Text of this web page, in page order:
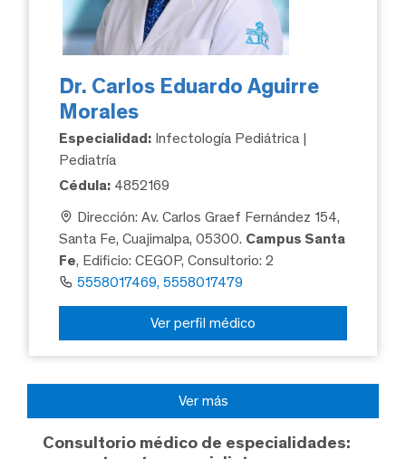
Dr. Carlos Eduardo Aguirre
Morales
Especialidad: Infectología Pediátrica |
Pediatría
Cédula: 4852169
Dirección: Av. Carlos Graef Fernández 154,
Santa Fe, Cuajimalpa, 05300. Campus Santa
Fe, Edificio: CEGOP, Consultorio: 2
5558017469, 5558017479
Ver perfil médico
Ver más
Consultorio médico de especialidades: